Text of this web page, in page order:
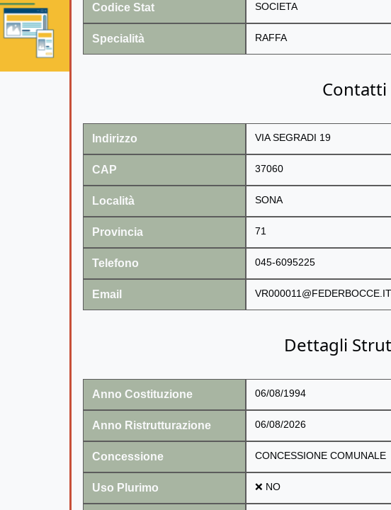
Codice Stat SOCIETA
Specialità RAFFA
Contatti
Indirizzo VIA SEGRADI 19
CAP 37060
Località SONA
Provincia 71
Telefono 045-6095225
Email VR000011@FEDERBOCCE.IT
Dettagli
Anno Costituzione 06/08/1994
Anno Ristrutturazione 06/08/2026
Concessione CONCESSIONE COMUNALE
Uso Plurimo ❌ NO